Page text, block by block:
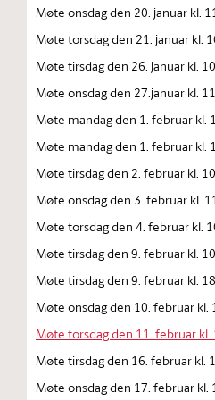
Møte onsdag den 20. januar kl.
Møte torsdag den 21. januar kl.
Møte tirsdag den 26. januar kl. 10
Møte onsdag den 27.januar kl. 11
Møte mandag den 1. februar kl.
Møte mandag den 1. februar kl.
Møte tirsdag den 2. februar kl. 10
Møte onsdag den 3. februar kl.
Møte torsdag den 4. februar kl.
Møte tirsdag den 9. februar kl. 10
Møte tirsdag den 9. februar kl. 18
Møte onsdag den 10. februar kl.
Møte torsdag den 11. februar kl.
Møte tirsdag den 16. februar kl.
Møte onsdag den 17. februar kl.